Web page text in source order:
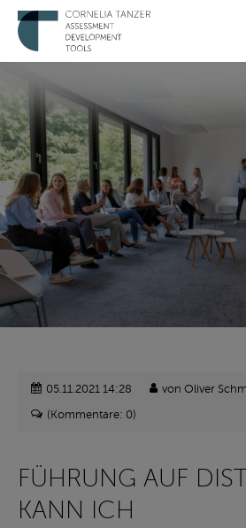
05.11.2021 14:28 von Oliver
(Kommentare: 0)
FÜHRUNG AUF
KANN ICH